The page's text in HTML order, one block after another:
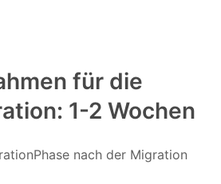
für die
1-2 Wochen
Phase nach der Migration